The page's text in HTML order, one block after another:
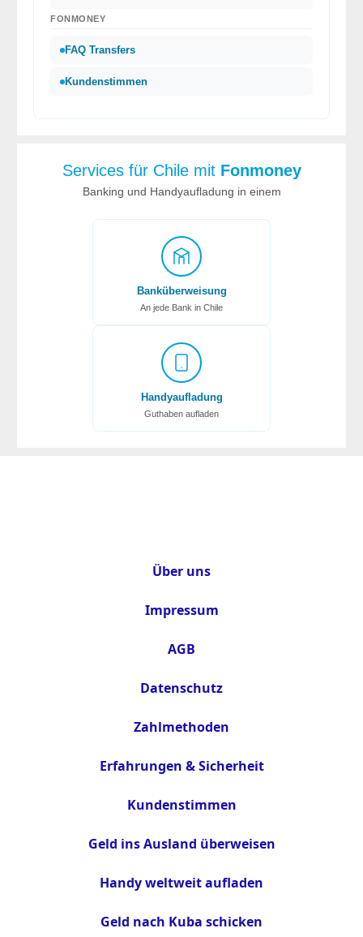
FONMONEY
FAQ Transfers
Kundenstimmen
Services für Chile mit Fonmoney
Banking und Handyaufladung in einem
Banküberweisung
An jede Bank in Chile
Handyaufladung
Guthaben aufladen
Über uns
Impressum
AGB
Datenschutz
Zahlmethoden
Erfahrungen & Sicherheit
Kundenstimmen
Geld ins Ausland überweisen
Handy weltweit aufladen
Geld nach Kuba schicken